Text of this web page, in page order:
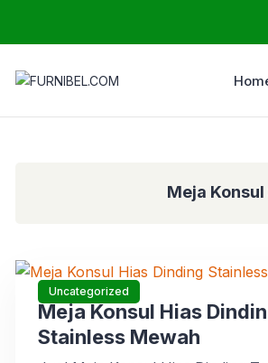
Meja
Uncategorized
Meja Konsul Hias
Stainless Mewah